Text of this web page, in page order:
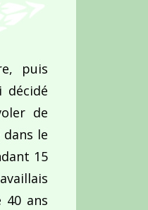
puis
décidé
de
le
15
40 ans